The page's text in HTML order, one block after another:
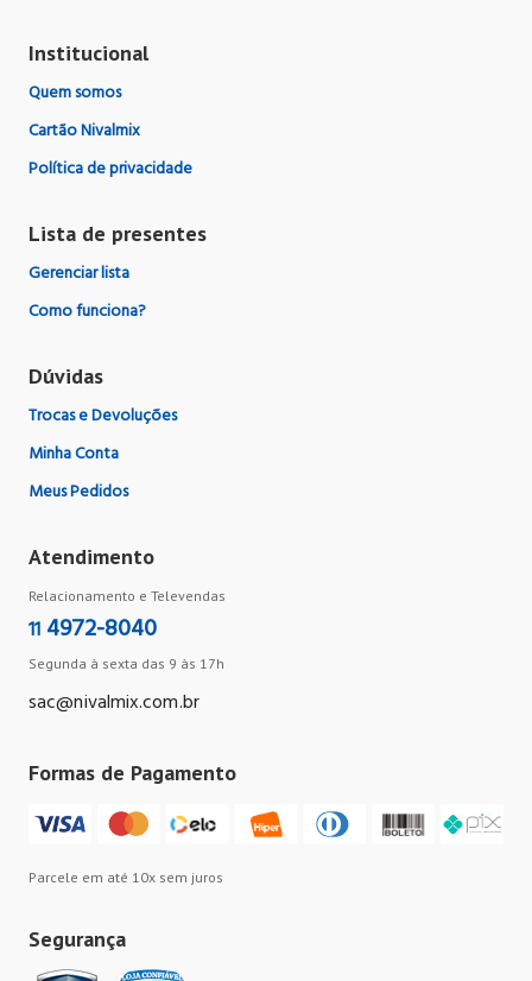
Institucional
Quem somos
Cartão Nivalmix
Política de privacidade
Lista de presentes
Gerenciar lista
Como funciona?
Dúvidas
Trocas e Devoluções
Minha Conta
Meus Pedidos
Atendimento
Relacionamento e Televendas
11 4972-8040
Segunda à sexta das 9 às 17h
sac@nivalmix.com.br
Formas de Pagamento
Parcele em até 10x sem juros
Segurança